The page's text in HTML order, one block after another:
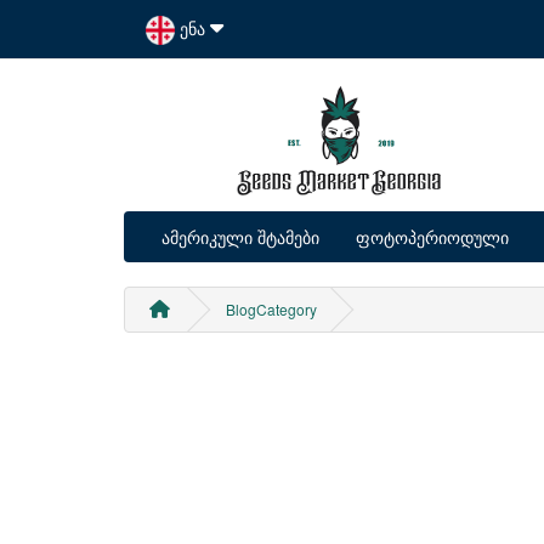
ენა
ამერიკული შტამები ფოტოპერიოდული
BlogCategory